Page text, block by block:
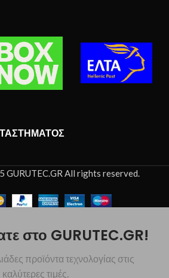
All rights reserved.
στο GURUTEC.GR!
προϊόντα τεχνολογίας στις
καλύτερες τιμές.